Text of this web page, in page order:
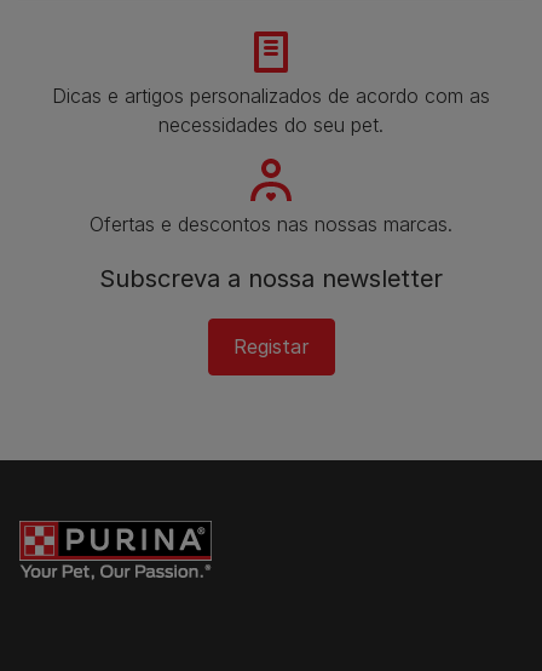
Dicas e artigos personalizados de acordo com as
necessidades do seu pet.
Ofertas e descontos nas nossas marcas.
Subscreva a nossa newsletter
Registar